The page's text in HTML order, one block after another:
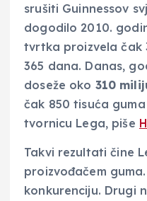
srušiti Guinnessov
dogodilo 2010.
tvrtka proizvela čak
365 dana. Danas,
doseže oko 310
čak 850 tisuća
tvornicu Lega, piše
Takvi rezultati čine
proizvođačem
konkurenciju. Drugi